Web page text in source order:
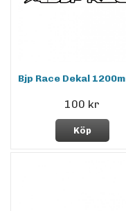
Bjp Race Dekal
100 kr
Köp